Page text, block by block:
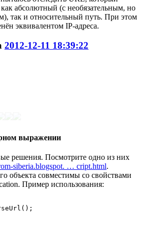
абсолютный (с необязательным, но
так и относительный путь. При этом
эквивалентом IP-адреса.
2012-12-11 18:39:22
выражении
решения. Посмотрите одно из них
siberia.blogspot. … cript.html.
объекта совместимы со свойствами
Пример использования: